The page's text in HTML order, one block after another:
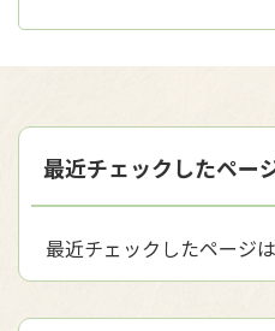
最近チェックしたペー
最近チェックしたページ